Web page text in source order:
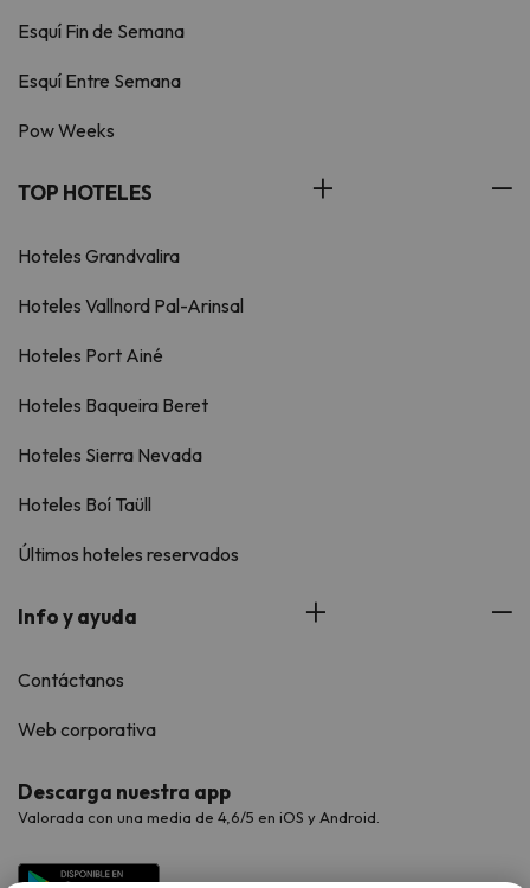
Esquí Fin de Semana
Esquí Entre Semana
Pow Weeks
TOP HOTELES
Hoteles Grandvalira
Hoteles Vallnord Pal-Arinsal
Hoteles Port Ainé
Hoteles Baqueira Beret
Hoteles Sierra Nevada
Hoteles Boí Taüll
Últimos hoteles reservados
Info y ayuda
Contáctanos
Web corporativa
Descarga nuestra app
Valorada con una media de 4,6/5 en iOS y Android.